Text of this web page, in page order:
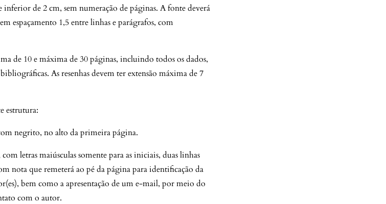
inferior de 2 cm, sem numeração de páginas. A fonte deverá
espaçamento 1,5 entre linhas e parágrafos, com
de 10 e máxima de 30 páginas, incluindo todos os dados,
As resenhas devem ter extensão máxima de 7
estrutura:
negrito, no alto da primeira página.
letras maiúsculas somente para as iniciais, duas linhas
nota que remeterá ao pé da página para identificação da
bem como a apresentação de um e-mail, por meio do
com o autor.